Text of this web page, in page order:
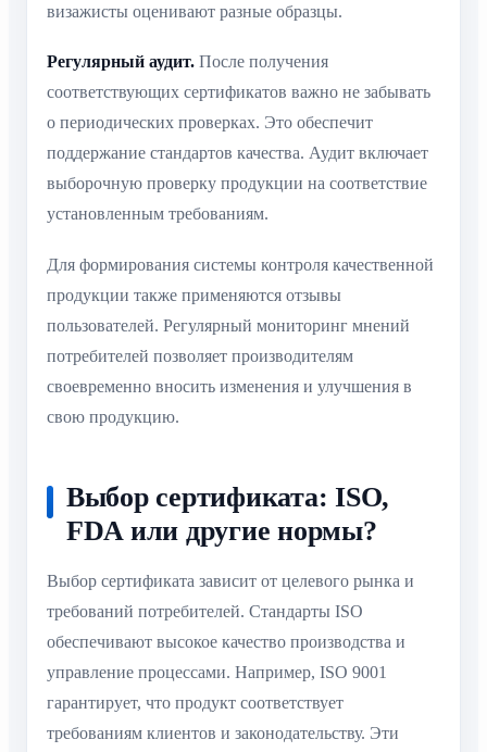
визажисты оценивают разные образцы.
Регулярный аудит. После получения
соответствующих сертификатов важно не забывать
о периодических проверках. Это обеспечит
поддержание стандартов качества. Аудит включает
выборочную проверку продукции на соответствие
установленным требованиям.
Для формирования системы контроля качественной
продукции также применяются отзывы
пользователей. Регулярный мониторинг мнений
потребителей позволяет производителям
своевременно вносить изменения и улучшения в
свою продукцию.
Выбор сертификата: ISO,
FDA или другие нормы?
Выбор сертификата зависит от целевого рынка и
требований потребителей. Стандарты ISO
обеспечивают высокое качество производства и
управление процессами. Например, ISO 9001
гарантирует, что продукт соответствует
требованиям клиентов и законодательству. Эти